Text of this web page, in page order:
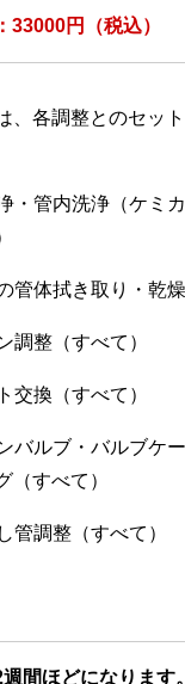
33000円（税込）
、各調整とのセッ
・管内洗浄（ケミ
管体拭き取り・乾燥
調整（すべて）
交換（すべて）
バルブ・バルブケ
（すべて）
管調整（すべて）
間ほどになります。